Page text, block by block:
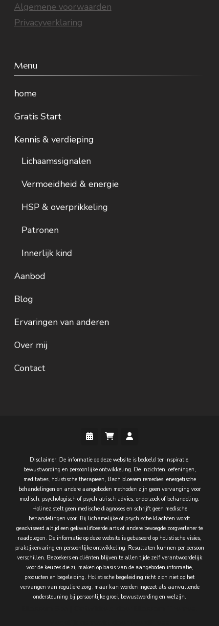
Algemene voorwaarden
Privacyverklaring
Menu
home
Gratis Start
Kennis & verdieping
Lichaamssignalen
Vermoeidheid & energie
HSP & overprikkeling
Patronen
Innerlijk kind
Aanbod
Blog
Ervaringen van anderen
Over mij
Contact
Disclaimer: De informatie op deze website is bedoeld ter inspiratie,
bewustwording en persoonlijke ontwikkeling. De inzichten, oefeningen,
meditaties, holistische therapieën, Bach bloesem remedies, energetische
behandelingen en andere aangeboden methoden zijn geen vervanging voor
medisch, psychologisch of psychiatrisch advies, onderzoek of behandeling.
Holinez stelt geen medische diagnoses en schrijft geen medische
behandelingen voor. Bij lichamelijke of psychische klachten wordt
geadviseerd altijd een gekwalificeerde arts of andere bevoegde zorgverlener te
raadplegen. De informatie op deze website is gebaseerd op holistische visies,
praktijkervaring en persoonlijke ontwikkeling. Resultaten kunnen per persoon
verschillen. Bezoekers en cliënten blijven te allen tijde zelf verantwoordelijk
voor de keuzes die zij maken op basis van de aangeboden informatie,
producten en begeleiding. Holistische begeleiding richt zich niet op het
vervangen van reguliere zorg, maar kan worden ingezet als aanvullende
ondersteuning bij persoonlijke groei, bewustwording en welzijn.